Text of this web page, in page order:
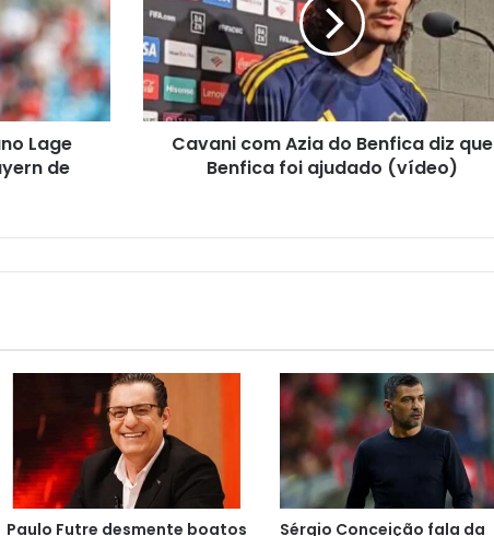
Lage
de
Cavani com Azia do Benfica diz que
Benfica foi ajudado (vídeo)
Paulo Futre desmente boatos Sérgio Conceição fala da